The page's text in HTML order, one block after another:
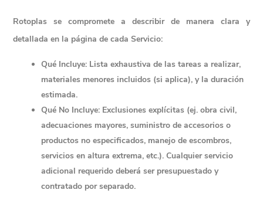
Rotoplas se compromete a describir de manera clara y
detallada en la página de cada Servicio:
Qué Incluye: Lista exhaustiva de las tareas a realizar,
materiales menores incluidos (si aplica), y la duración
estimada.
Qué No Incluye: Exclusiones explícitas (ej. obra civil,
adecuaciones mayores, suministro de accesorios o
productos no especificados, manejo de escombros,
servicios en altura extrema, etc.). Cualquier servicio
adicional requerido deberá ser presupuestado y
contratado por separado.